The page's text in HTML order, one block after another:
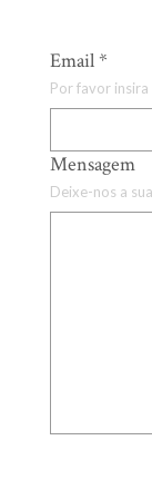
Email*
Por favor insira
Mensagem
Deixe-nos a